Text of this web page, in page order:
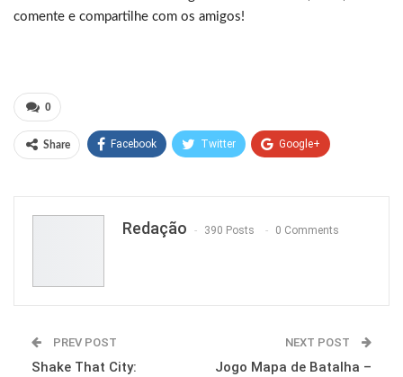
comente e compartilhe com os amigos!
0
Share Facebook Twitter Google+
Email
Redação 390 Posts 0 Comments
PREV POST
Shake That City:
NEXT POST
Jogo Mapa de Batalha –